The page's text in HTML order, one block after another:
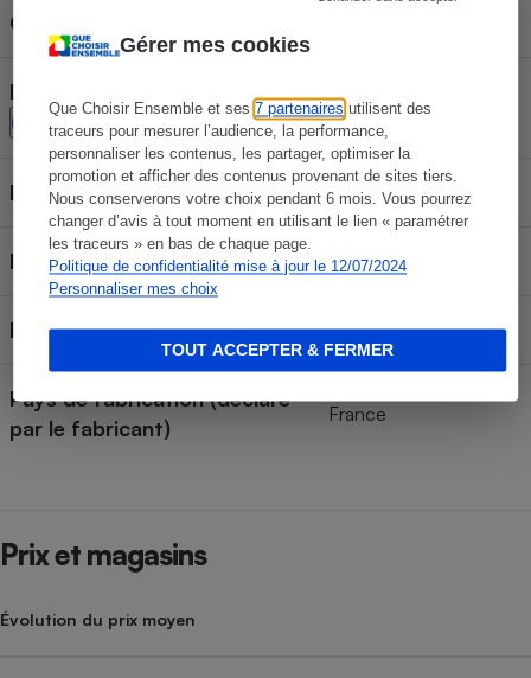
Gérer mes cookies
Que Choisir Ensemble et ses7 partenaires utilisent des
traceurs pour mesurer l’audience, la performance,
personnaliser les contenus, les partager, optimiser la
promotion et afficher des contenus provenant de sites tiers.
Nous conserverons votre choix pendant 6 mois. Vous pourrez
changer d’avis à tout moment en utilisant le lien « paramétrer
les traceurs » en bas de chaque page.
Politique de confidentialité mise à jour le 12/07/2024
Personnaliser mes choix
TOUT ACCEPTER & FERMER
Connectable
Détecteur de fenêtre ouverte
Oui
Détecteur de présence Non
IP IP24
Puissance testée 1500 W
Pays de fabrication (déclaré
par le fabricant)
France
Prix et magasins
Évolution du prix moyen